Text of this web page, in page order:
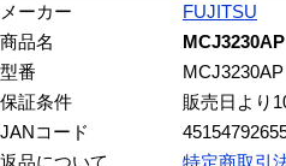
メーカー
FUJITSU
商品名
MCJ3230AP
型番
MCJ3230AP
保証条件
販売日より
JANコード
返品について
特定商取引